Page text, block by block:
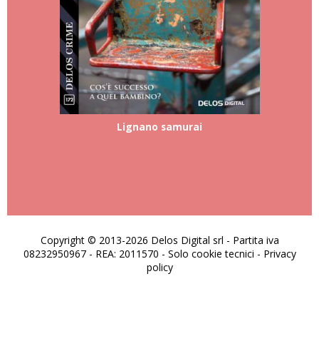
Lignano samurai
Copyright © 2013-2026 Delos Digital srl - Partita iva
08232950967 - REA: 2011570 - Solo cookie tecnici - Privacy
policy